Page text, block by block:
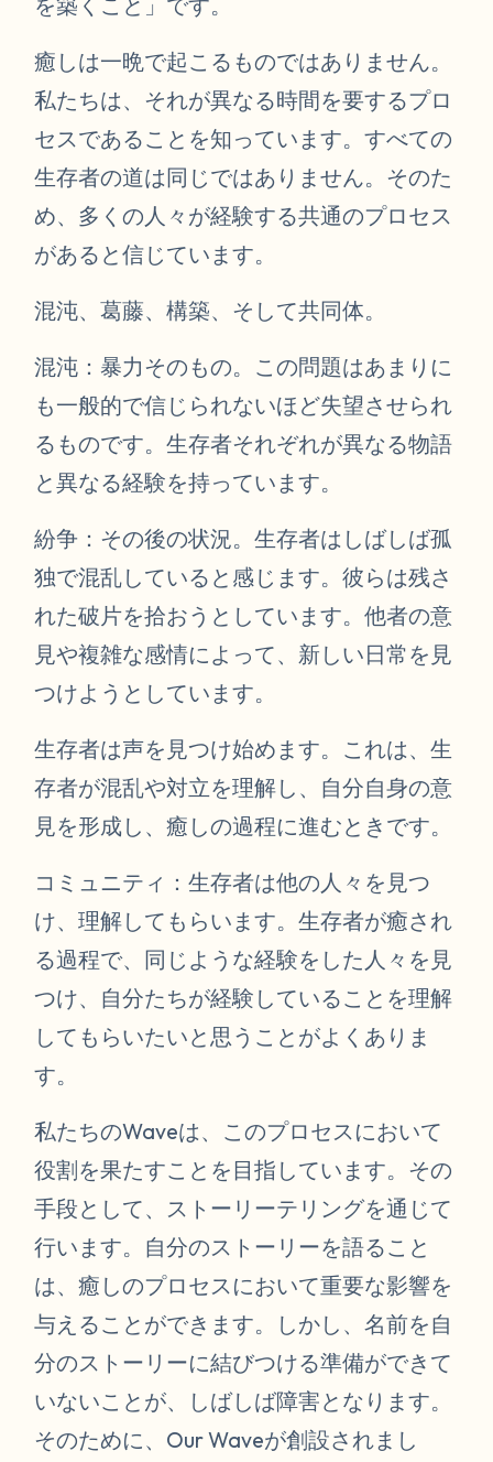
癒しは一晩で起こるものではありません。
私たちは、それが異なる時間を要するプロ
セスであることを知っています。すべての
生存者の道は同じではありません。そのた
め、多くの人々が経験する共通のプロセス
があると信じています。
混沌、葛藤、構築、そして共同体。
混沌：暴力そのもの。この問題はあまりに
も一般的で信じられないほど失望させられ
るものです。生存者それぞれが異なる物語
と異なる経験を持っています。
紛争：その後の状況。生存者はしばしば孤
独で混乱していると感じます。彼らは残さ
れた破片を拾おうとしています。他者の意
見や複雑な感情によって、新しい日常を見
つけようとしています。
生存者は声を見つけ始めます。これは、生
存者が混乱や対立を理解し、自分自身の意
見を形成し、癒しの過程に進むときです。
コミュニティ：生存者は他の人々を見つ
け、理解してもらいます。生存者が癒され
る過程で、同じような経験をした人々を見
つけ、自分たちが経験していることを理解
してもらいたいと思うことがよくありま
す。
私たちのWaveは、このプロセスにおいて
役割を果たすことを目指しています。その
手段として、ストーリーテリングを通じて
行います。自分のストーリーを語ること
は、癒しのプロセスにおいて重要な影響を
与えることができます。しかし、名前を自
分のストーリーに結びつける準備ができて
いないことが、しばしば障害となります。
そのために、Our Waveが創設されまし